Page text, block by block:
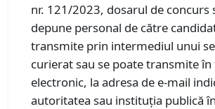
nr. 121/2023, dosarul de concurs
depune personal de către
transmite prin intermediul unui
curierat sau se poate transmite
electronic, la adresa de e-mail
autoritatea sau instituția publică